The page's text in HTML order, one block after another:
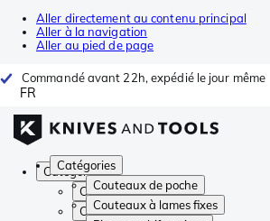
Aller directement au contenu principal
Aller à la navigation
Aller au pied de page
Commandé avant 22h, expédié le jour même
FR
Catégories
Couteaux de poche
Couteaux à lames fixes
Catégories
Couteaux de poche
Couteaux à lames fixes